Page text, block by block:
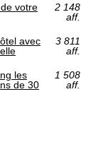
votre
2 148
aff.
avec
3 811
aff.
les
de 30
1 508
aff.